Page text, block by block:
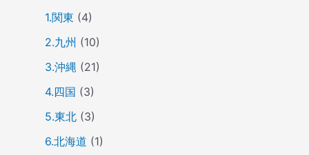
1.関東 (4)
2.九州 (10)
3.沖縄(21)
4.四国 (3)
5.東北(3)
6.北海道 (1)